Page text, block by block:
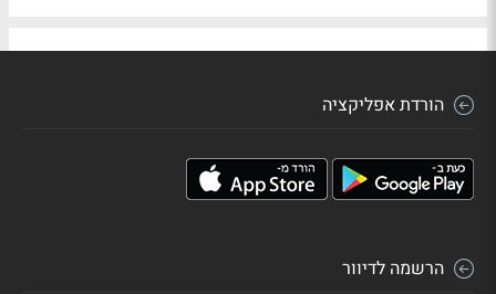
הורדת אפליקציה
הרשמה לדיוור